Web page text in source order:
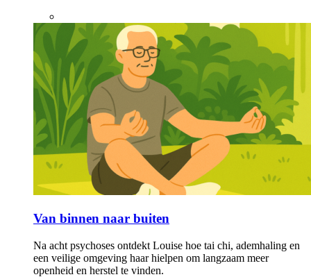
Van binnen naar buiten
Na acht psychoses ontdekt Louise hoe tai chi, ademhaling en
een veilige omgeving haar hielpen om langzaam meer
openheid en herstel te vinden.